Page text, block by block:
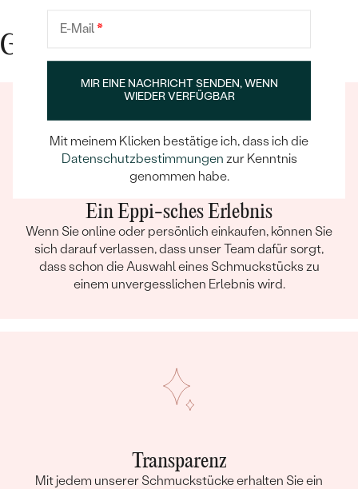
ANZAHL:
KARATGEWICHT:
0.38 ct
ABMESSUNGEN:
1.6 mm (0.017ct)
G-H
Natürlich
Gute Gründe für Eppi
Ein Eppi-sches Erlebnis
Wenn Sie online oder persönlich einkaufen, können Sie
sich darauf verlassen, dass unser Team dafür sorgt,
dass schon die Auswahl eines Schmuckstücks zu
einem unvergesslichen Erlebnis wird.
Transparenz
Mit jedem unserer Schmuckstücke erhalten Sie ein
E-Mail*
MIR EINE NACHRICHT SENDEN, WENN
WIEDER VERFÜGBAR
Mit meinem Klicken bestätige ich, dass ich die
Datenschutzbestimmungen zur Kenntnis
genommen habe.